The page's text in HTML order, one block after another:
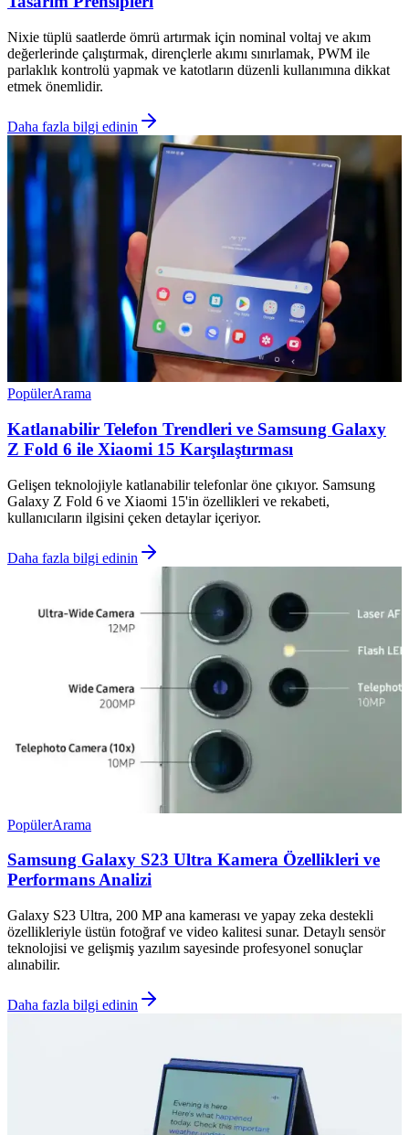
Nixie tüplü saatlerde ömrü artırmak için nominal voltaj ve akım
değerlerinde çalıştırmak, dirençlerle akımı sınırlamak, PWM ile
parlaklık kontrolü yapmak ve katotların düzenli kullanımına dikkat
etmek önemlidir.
Daha fazla bilgi edinin
PopülerArama
Katlanabilir Telefon Trendleri ve Samsung Galaxy
Z Fold 6 ile Xiaomi 15 Karşılaştırması
Gelişen teknolojiyle katlanabilir telefonlar öne çıkıyor. Samsung
Galaxy Z Fold 6 ve Xiaomi 15'in özellikleri ve rekabeti,
kullanıcıların ilgisini çeken detaylar içeriyor.
Daha fazla bilgi edinin
PopülerArama
Samsung Galaxy S23 Ultra Kamera Özellikleri ve
Performans Analizi
Galaxy S23 Ultra, 200 MP ana kamerası ve yapay zeka destekli
özellikleriyle üstün fotoğraf ve video kalitesi sunar. Detaylı sensör
teknolojisi ve gelişmiş yazılım sayesinde profesyonel sonuçlar
alınabilir.
Daha fazla bilgi edinin